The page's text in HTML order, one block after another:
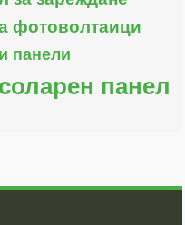
фотоволтаици
панели
соларен панел